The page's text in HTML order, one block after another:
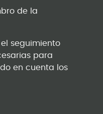
de la
seguimiento
para
en cuenta los